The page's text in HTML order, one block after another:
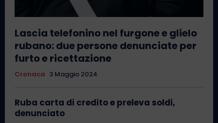
Lascia telefonino nel furgone e glielo
rubano: due persone denunciate per
furto e ricettazione
Cronaca 3 Maggio 2024
Ruba carta di credito e preleva soldi,
denunciato